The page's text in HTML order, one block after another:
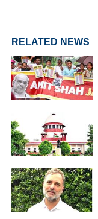
RELATED NEWS